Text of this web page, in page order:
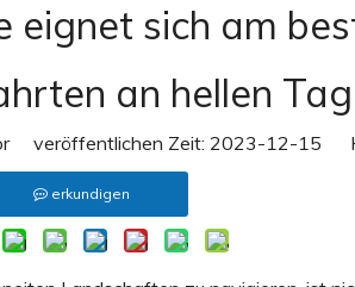
eignet sich am
an hellen
veröffentlichen Zeit: 2023-12-15
erkundigen